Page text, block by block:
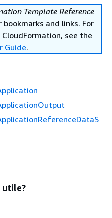
Template Reference
bookmarks and links. For
see the
Guide.
utile?